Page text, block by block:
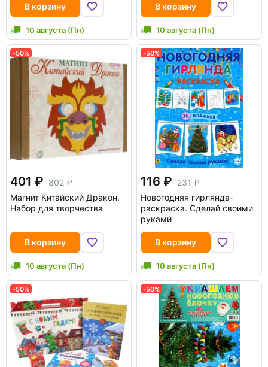
В корзину
10 августа (Пн)
В корзину
10 августа (Пн)
-50%
401
802
Магнит Китайский Дракон.
Набор для творчества
В корзину
10 августа (Пн)
-50%
116
231
Новогодняя гирлянда-
раскраска. Сделай своими
руками
В корзину
10 августа (Пн)
-50% -50%